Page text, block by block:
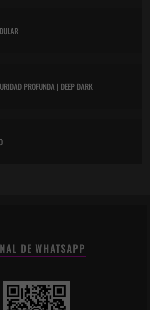
PROFUNDA | DEEP DARK
DE WHATSAPP